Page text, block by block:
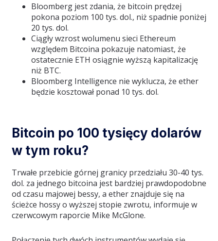
Bloomberg jest zdania, że bitcoin prędzej
pokona poziom 100 tys. dol., niż spadnie poniżej
20 tys. dol.
Ciągły wzrost wolumenu sieci Ethereum
względem Bitcoina pokazuje natomiast, że
ostatecznie ETH osiągnie wyższą kapitalizację
niż BTC.
Bloomberg Intelligence nie wyklucza, że ether
będzie kosztował ponad 10 tys. dol.
Bitcoin po 100 tysięcy dolarów
w tym roku?
Trwałe przebicie górnej granicy przedziału 30-40 tys.
dol. za jednego bitcoina jest bardziej prawdopodobne
od czasu majowej bessy, a ether znajduje się na
ścieżce hossy o wyższej stopie zwrotu, informuje w
czerwcowym raporcie Mike McGlone.